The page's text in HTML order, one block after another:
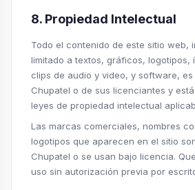
8. Propiedad Intelectual
Todo el contenido de este sitio web,
limitado a textos, gráficos, logotipos,
clips de audio y video, y software,
Chupatel o de sus licenciantes y
leyes de propiedad intelectual
Las marcas comerciales, nombres
logotipos que aparecen en el sitio
Chupatel o se usan bajo licencia.
uso sin autorización previa por